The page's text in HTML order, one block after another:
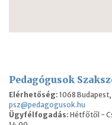
Pedagógusok
Elérhetőség: 1068
psz@pedagogusok.hu
Ügyfélfogadás: Hétfőtől -